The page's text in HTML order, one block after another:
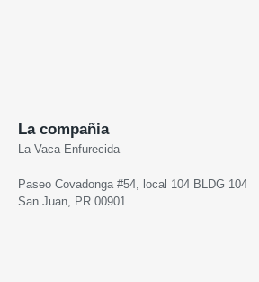
La compañia
La Vaca Enfurecida
Paseo Covadonga #54, local 104 BLDG 104
San Juan, PR 00901